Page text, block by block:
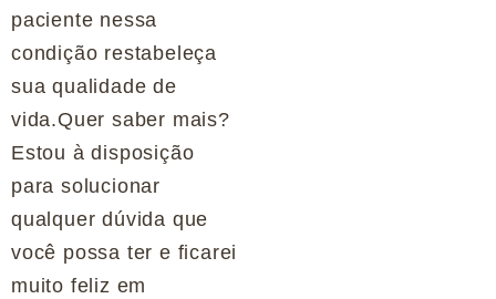
paciente nessa
condição restabeleça
sua qualidade de
vida.Quer saber mais?
Estou à disposição
para solucionar
qualquer dúvida que
você possa ter e ficarei
muito feliz em